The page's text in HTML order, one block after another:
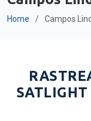
Home Campos